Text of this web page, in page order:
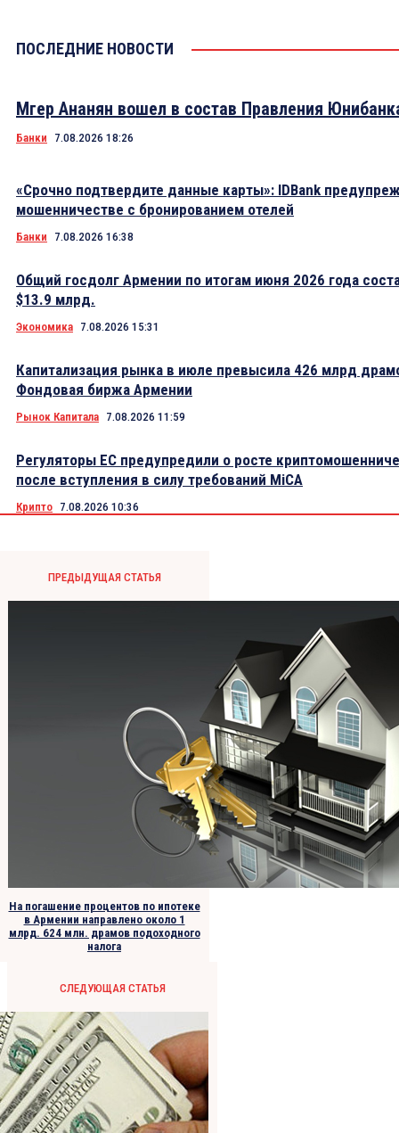
ПОСЛЕДНИЕ НОВОСТИ
Мгер Ананян вошел в состав Правления
Банки 7.08.2026 18:26
«Срочно подтвердите данные карты»: IDBank
мошенничестве с бронированием отелей
Банки 7.08.2026 16:38
Общий госдолг Армении по итогам июня 2026 года
$13.9 млрд.
Экономика 7.08.2026 15:31
Капитализация рынка в июле превысила 426 млрд
Фондовая биржа Армении
Рынок Капитала 7.08.2026 11:59
Регуляторы ЕС предупредили о росте
после вступления в силу требований MiCA
Крипто 7.08.2026 10:36
ПРЕДЫДУЩАЯ СТАТЬЯ
На погашение процентов по ипотеке
в Армении направлено около 1
млрд. 624 млн. драмов подоходного
налога
СЛЕДУЮЩАЯ СТАТЬЯ